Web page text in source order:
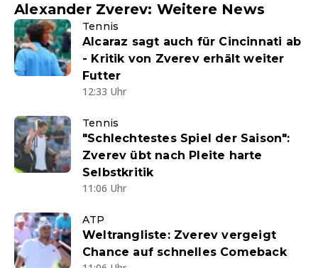
Alexander Zverev: Weitere News
Tennis
Alcaraz sagt auch für Cincinnati ab
- Kritik von Zverev erhält weiter
Futter
12:33 Uhr
Tennis
"Schlechtestes Spiel der Saison":
Zverev übt nach Pleite harte
Selbstkritik
11:06 Uhr
ATP
Weltrangliste: Zverev vergeigt
Chance auf schnelles Comeback